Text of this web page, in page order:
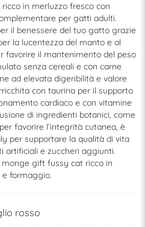
in merluzzo fresco con
per gatti adulti.
il benessere del tuo gatto grazie
la lucentezza del manto e al
favorire il mantenimento del peso
senza cereali e con carne
ad elevata digeribilità e valore
con taurina per il supporto
cardiaco e con vitamine
di ingredienti botanici, come
favorire l’integrità cutanea, è
per supportare la qualità di vita
artificiali e zuccheri aggiunti.
gift fussy cat ricco in
e formaggio.
rosso